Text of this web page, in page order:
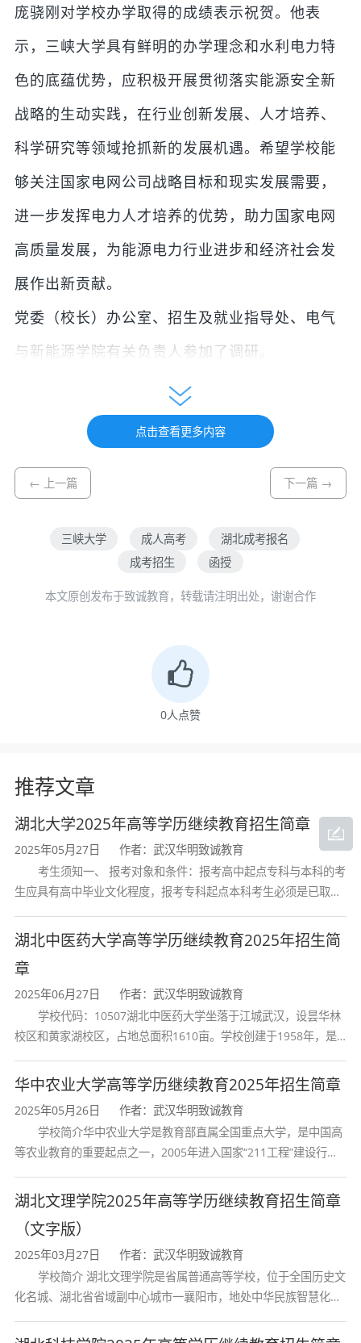
庞骁刚对学校办学取得的成绩表示祝贺。他表
示，三峡大学具有鲜明的办学理念和水利电力特
色的底蕴优势，应积极开展贯彻落实能源安全新
战略的生动实践，在行业创新发展、人才培养、
科学研究等领域抢抓新的发展机遇。希望学校能
够关注国家电网公司战略目标和现实发展需要，
进一步发挥电力人才培养的优势，助力国家电网
高质量发展，为能源电力行业进步和经济社会发
展作出新贡献。
党委（校长）办公室、招生及就业指导处、电气
与新能源学院有关负责人参加了调研。
点击查看更多内容
← 上一篇 下一篇 →
三峡大学 成人高考
湖北成考报名
成考招生
函授
本文原创发布于致诚教育，转载请注明出处，谢谢合作
0人点赞
推荐文章
湖北大学2025年高等学历继续教育招生简章
2025年05月27日
作者：武汉华明致诚教育
考生须知一、 报考对象和条件：报考高中起点专科与本科的考
生应具有高中毕业文化程度，报考专科起点本科考生必须是已取得
构颁发的大学专科毕业证书的人
湖北中医药大学高等学历继续教育2025年招生简
章
2025年06月27日
作者：武汉华明致诚教育
学校代码：10507湖北中医药大学坐落于江城武汉，设昙华林
校区和黄家湖校区，占地总面积1610亩。学校创建于1958年，是
育和最早开办中医研究
华中农业大学高等学历继续教育2025年招生简章
2025年05月26日
作者：武汉华明致诚教育
学校简介华中农业大学是教育部直属全国重点大学，是中国高
等农业教育的重要起点之一，2005年进入国家“211工程”建设行
首轮“双一流”成效
湖北文理学院2025年高等学历继续教育招生简章
（文字版）
2025年03月27日
作者：武汉华明致诚教育
学校简介 湖北文理学院是省属普通高等学校，位于全国历史文
化名城、湖北省省域副中心城市一襄阳市，地处中华民族智慧化身
学校、全国普通